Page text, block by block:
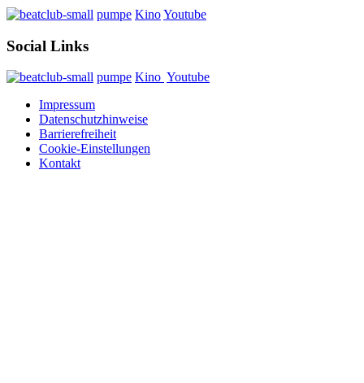
pumpe KinoYoutube
Social Links
pumpe Kino Youtube
Impressum
Datenschutzhinweise
Barrierefreiheit
Cookie-Einstellungen
Kontakt